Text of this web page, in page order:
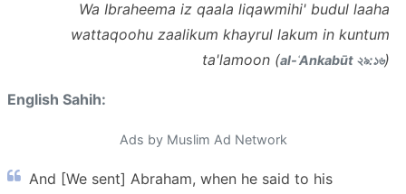
Wa Ibraheema iz qaala liqawmihi' budul laaha
wattaqoohu zaalikum khayrul lakum in kuntum
ta'lamoon (al-ʿAnkabūt ২৯:১৬)
English Sahih:
Ads by Muslim Ad Network
And [We sent] Abraham, when he said to his